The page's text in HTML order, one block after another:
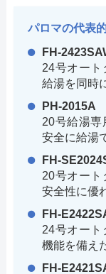
パロマの代表
FH-
24号オー
給湯を同時
PH-2015A
20号給湯専
安全に給湯
FH-
20号オート
安全性に優
FH-
24号オート
機能を備え
FH-